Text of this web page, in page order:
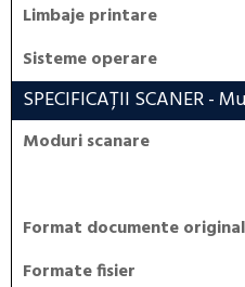
Limbaje printare
Sisteme operare
SPECIFICAȚII SCANER-
Moduri scanare
Format documente
Formate fisier